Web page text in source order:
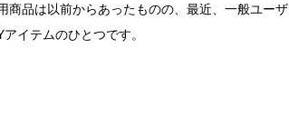
商品は以前からあったものの、最近、一般ユーザ
アイテムのひとつです。